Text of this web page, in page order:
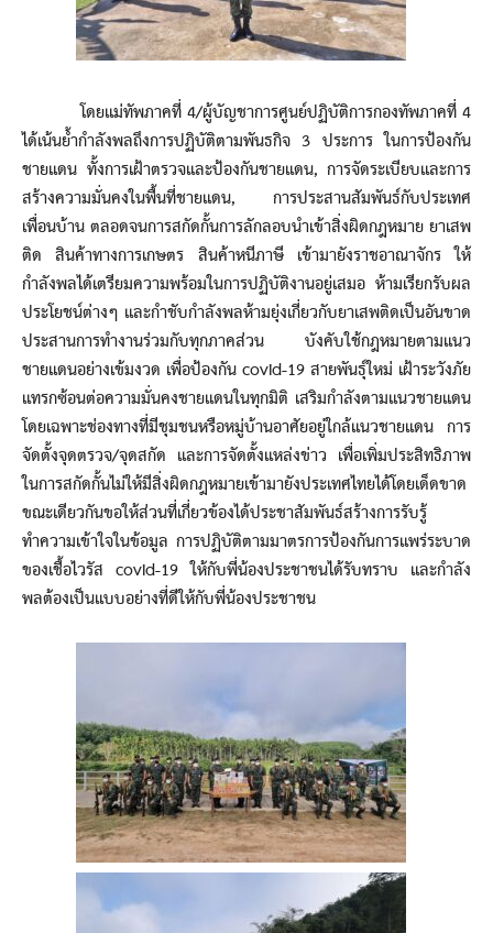
โดยแม่ทัพภาคที่ 4/ผู้บัญชาการศูนย์ปฏิบัติการกองทัพภาคที่ 4
ได้เน้นย้ำกำลังพลถึงการปฏิบัติตามพันธกิจ 3 ประการ ในการป้องกัน
ชายแดน ทั้งการเฝ้าตรวจและป้องกันชายแดน, การจัดระเบียบและการ
สร้างความมั่นคงในพื้นที่ชายแดน, การประสานสัมพันธ์กับประเทศ
เพื่อนบ้าน ตลอดจนการสกัดกั้นการลักลอบนำเข้าสิ่งผิดกฎหมาย ยาเสพ
ติด สินค้าทางการเกษตร สินค้าหนีภาษี เข้ามายังราชอาณาจักร ให้
กำลังพลได้เตรียมความพร้อมในการปฏิบัติงานอยู่เสมอ ห้ามเรียกรับผล
ประโยชน์ต่างๆ และกำชับกำลังพลห้ามยุ่งเกี่ยวกับยาเสพติดเป็นอันขาด
ประสานการทำงานร่วมกับทุกภาคส่วน บังคับใช้กฎหมายตามแนว
ชายแดนอย่างเข้มงวด เพื่อป้องกัน covid-19 สายพันธุ์ใหม่ เฝ้าระวังภัย
แทรกซ้อนต่อความมั่นคงชายแดนในทุกมิติ เสริมกำลังตามแนวชายแดน
โดยเฉพาะช่องทางที่มีชุมชนหรือหมู่บ้านอาศัยอยู่ใกล้แนวชายแดน การ
จัดตั้งจุดตรวจ/จุดสกัด และการจัดตั้งแหล่งข่าว เพื่อเพิ่มประสิทธิภาพ
ในการสกัดกั้นไม่ให้มีสิ่งผิดกฎหมายเข้ามายังประเทศไทยได้โดยเด็ดขาด
ขณะเดียวกันขอให้ส่วนที่เกี่ยวข้องได้ประชาสัมพันธ์สร้างการรับรู้
ทำความเข้าใจในข้อมูล การปฏิบัติตามมาตรการป้องกันการแพร่ระบาด
ของเชื้อไวรัส covid-19 ให้กับพี่น้องประชาชนได้รับทราบ และกำลัง
พลต้องเป็นแบบอย่างที่ดีให้กับพี่น้องประชาชน